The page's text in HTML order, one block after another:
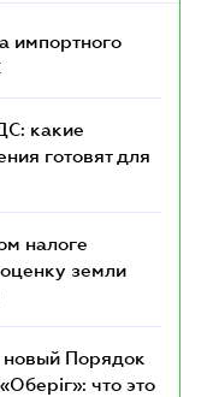
импортного
какие
готовят для
налоге
земли
Порядок
что это